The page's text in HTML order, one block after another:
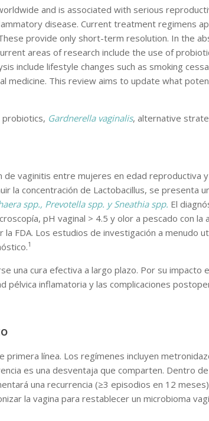
and is associated with serious
disease. Current treatment regimens
provide only short-term resolution. In the
areas of research include the use of
include lifestyle changes such as smoking
medicine. This review aims to update what
probiotics, Gardnerella vaginalis, alternative
de vaginitis entre mujeres en edad
la concentración de Lactobacillus, se presenta
spp., Prevotella spp. y Sneathia spp. El
pH vaginal > 4.5 y olor a pescado con
FDA. Los estudios de investigación a menudo
1
una cura efectiva a largo plazo. Por su
pélvica inflamatoria y las complicaciones
línea. Los regímenes incluyen
es una desventaja que comparten. Dentro
una recurrencia (≥3 episodios en 12
la vagina para restablecer un microbioma